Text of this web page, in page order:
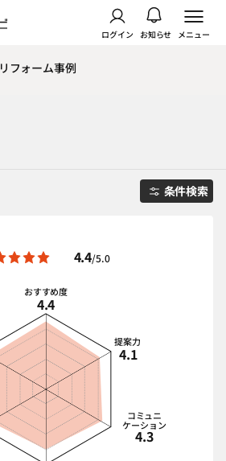
ログイン お知らせ メニュー
リフォーム事例
条件検索
4.4/5.0
おすすめ度
4.4
提案力
4.1
コミュニ
ケーション
4.3